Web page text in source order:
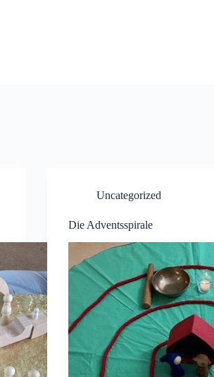
Uncategorized
Die Adventsspirale